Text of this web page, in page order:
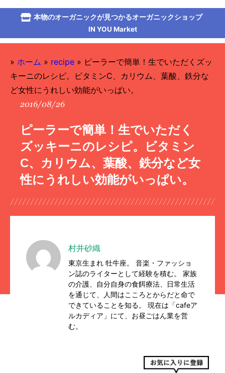
本物のオーガニックが見つかるオーガニックショップ
IN YOU Market
» ホーム » recipe » ピーラーで簡単！生でいただくズッ
キーニのレシピ。ビタミンC、カリウム、葉酸、鉄分な
ど女性にうれしい効能がいっぱい。
2016/08/26
ピーラーで簡単！生でいただく
ズッキーニのレシピ。ビタミン
C、カリウム、葉酸、鉄分など女
性にうれしい効能がいっぱい。
村井砂織
東京生まれ 牡牛座。 音楽・ファッショ
ン誌のライターとして経験を積む。 家族
の介護、自分自身の食餌療法、日常生活
を通じて、人間はこころとからだと命で
できていることを知る。 現在は「cafeア
ルカディア」にて、お昼ごはん業を営
む。